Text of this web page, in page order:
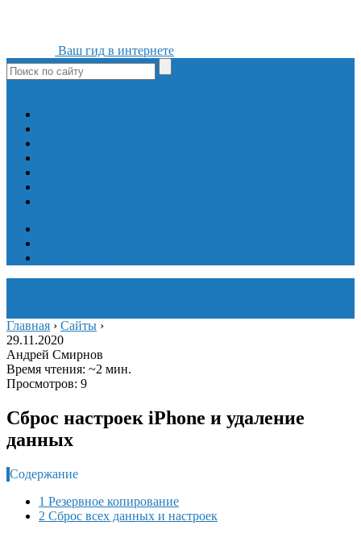
Ваш гид в интернете
Главная › Сайты ›
29.11.2020
Андрей Смирнов
Время чтения: ~2 мин.
Просмотров: 9
Сброс настроек iPhone и удаление
данных
Содержание
1 Резервное копирование
2 Сброс всех данных и настроек